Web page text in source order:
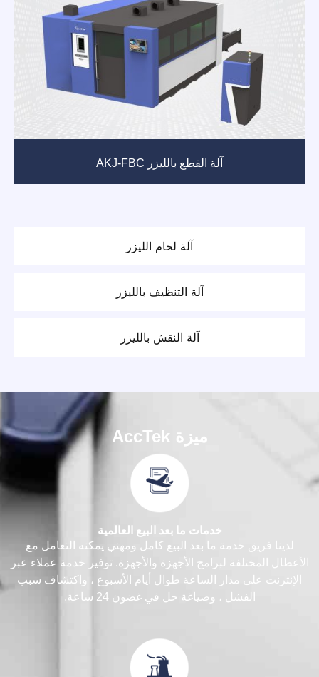
آلة لحام الليزر
آلة التنظيف بالليزر
آلة النقش بالليزر
آلة القطع بالليزر AKJ-FBC
ميزة AccTek
خدمات ما بعد البيع العالمية
لدينا فريق خدمة ما بعد البيع كامل ومهني يمكنه التعامل مع
الأعطال المختلفة لبرامج الأجهزة والأجهزة. توفير خدمة عملاء عبر
الإنترنت على مدار الساعة طوال أيام الأسبوع ، واكتشاف سبب
الفشل ، وصياغة حل في غضون 24 ساعة.